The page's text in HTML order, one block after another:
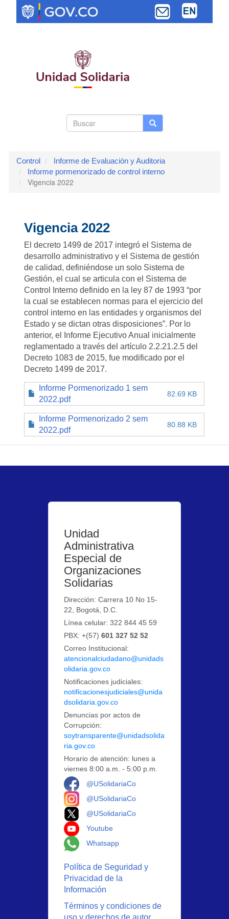
contenido
Buscar Buscar
Control
Informe de Evaluación y Auditoria
Informe pormenorizado de control interno
Vigencia 2022
Vigencia 2022
El decreto 1499 de 2017 integró el Sistema de
desarrollo administrativo y el Sistema de gestión
de calidad, definiéndose un solo Sistema de
Gestión, el cual se articula con el Sistema de
Control Interno definido en la ley 87 de 1993 “por
la cual se establecen normas para el ejercicio del
control interno en las entidades y organismos del
Estado y se dictan otras disposiciones”. Por lo
anterior, el Informe Ejecutivo Anual inicialmente
reglamentado a través del artículo 2.2.21.2.5 del
Decreto 1083 de 2015, fue modificado por el
Decreto 1499 de 2017.
Informe Pormenorizado 1 sem
2022.pdf
82.69 KB
Informe Pormenorizado 2 sem
2022.pdf
80.88 KB
Unidad
Administrativa
Especial de
Organizaciones
Solidarias
Dirección: Carrera 10 No 15-
22, Bogotá, D.C.
Línea celular: 322 844 45 59
PBX: +(57)601 327 52 52
Correo Institucional:
atencionalciudadano@unidads
olidaria.gov.co
Notificaciones judiciales:
notificacionesjudiciales@unida
dsolidaria.gov.co
Denuncias por actos de
Corrupción:
soytransparente@unidadsolida
ria.gov.co
Horario de atención: lunes a
viernes 8:00 a.m. - 5:00 p.m.
@USolidariaCo
@USolidariaCo
@USolidariaCo
Youtube
Whatsapp
Política de Seguridad y
Privacidad de la
Información
Términos y condiciones de
uso y derechos de autor